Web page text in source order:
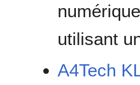
utilisant
A4Tech